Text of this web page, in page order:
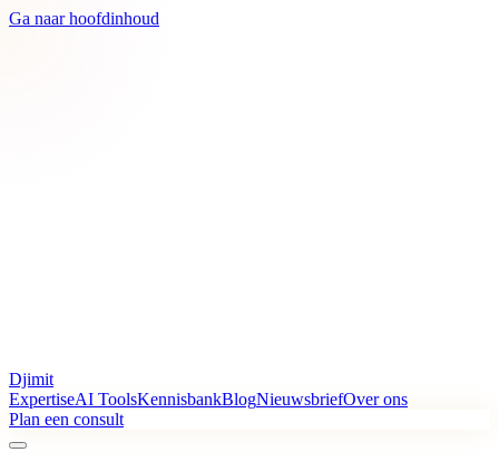
Ga naar hoofdinhoud
Djimit
ExpertiseAI ToolsKennisbankBlogNieuwsbriefOver ons
Plan een consult